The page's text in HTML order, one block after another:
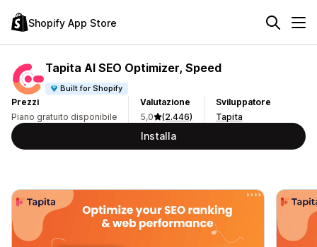
Shopify App Store
Tapita AI SEO Optimizer, Speed
Built for Shopify
Prezzi
Piano gratuito disponibile
Valutazione
5,0
(2.446)
Sviluppatore
Tapita
Installa